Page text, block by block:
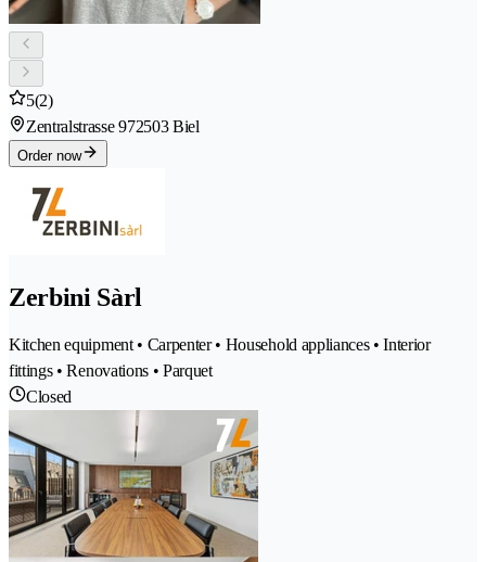
5(2)
Zentralstrasse 972503 Biel
Order now
Zerbini Sàrl
Kitchen equipment • Carpenter • Household appliances • Interior
fittings • Renovations • Parquet
Closed